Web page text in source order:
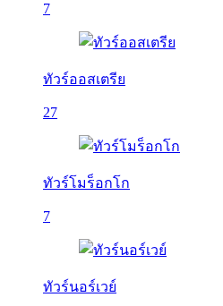
7
ทัวร์ออสเตรีย
27
ทัวร์โมร็อกโก
7
ทัวร์นอร์เวย์